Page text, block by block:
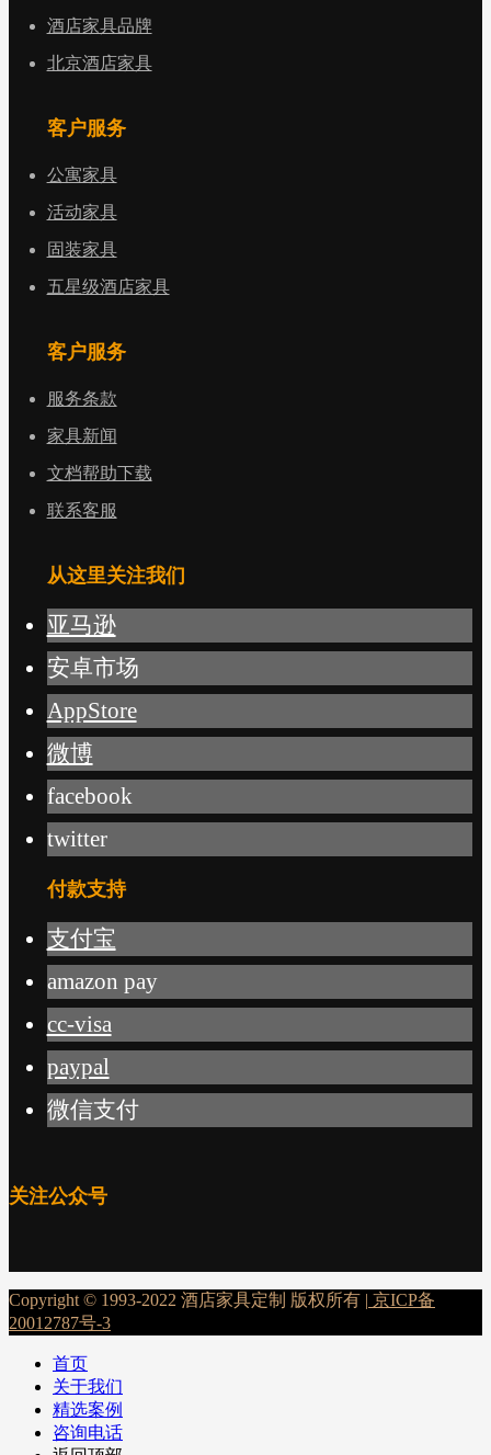
酒店家具品牌
北京酒店家具
客户服务
公寓家具
活动家具
固装家具
五星级酒店家具
客户服务
服务条款
家具新闻
文档帮助下载
联系客服
从这里关注我们
亚马逊
安卓市场
AppStore
微博
facebook
twitter
付款支持
支付宝
amazon pay
cc-visa
paypal
微信支付
关注公众号
Copyright © 1993-2022 酒店家具定制 版权所有 | 京ICP备
20012787号-3
首页
关于我们
精选案例
咨询电话